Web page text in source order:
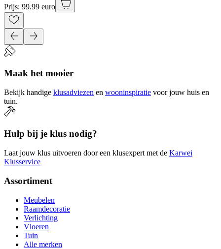
Prijs: 99.99 euro
Maak het mooier
Bekijk handige klusadviezen en wooninspiratie voor jouw huis en
tuin.
Hulp bij je klus nodig?
Laat jouw klus uitvoeren door een klusexpert met de Karwei
Klusservice
Assortiment
Meubelen
Raamdecoratie
Verlichting
Vloeren
Tuin
Alle merken